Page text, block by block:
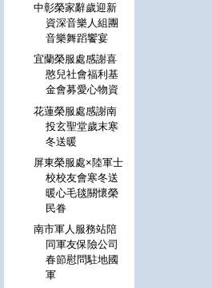
中彰榮家辭歲迎新
資深音樂人組團
音樂舞蹈饗宴
宜蘭榮服處感謝喜
憨兒社會福利基
金會募愛心物資
花蓮榮服處感謝南
投玄聖堂歲末寒
冬送暖
屏東榮服處×陸軍士
校校友會寒冬送
暖心毛毯關懷榮
民眷
南市軍人服務站陪
同軍友保險公司
春節慰問駐地國
軍